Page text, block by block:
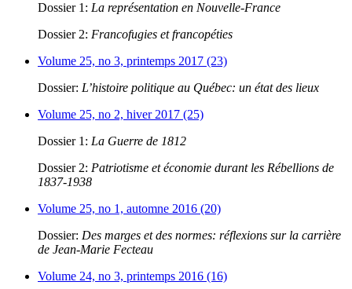
Dossier 1: La représentation en Nouvelle-France
Dossier 2: Francofugies et francopéties
Volume 25, no 3, printemps 2017 (23)
Dossier: L’histoire politique au Québec: un état des lieux
Volume 25, no 2, hiver 2017 (25)
Dossier 1: La Guerre de 1812
Dossier 2: Patriotisme et économie durant les Rébellions de
1837-1938
Volume 25, no 1, automne 2016 (20)
Dossier: Des marges et des normes: réflexions sur la carrière
de Jean-Marie Fecteau
Volume 24, no 3, printemps 2016 (16)